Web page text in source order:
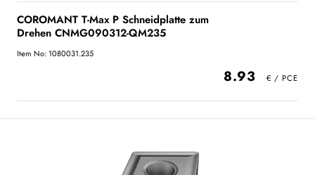
COROMANT T-Max P Schneidplatte zum
Drehen CNMG090312-QM235
Item No: 1080031.235
8.93